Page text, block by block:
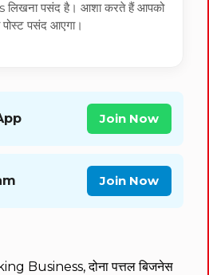
पसंद है। आशा करते हैं आपको
पोस्ट पसंद आएगा।
Join Now
Join Now
Business,दोना पत्तल बिजनेस